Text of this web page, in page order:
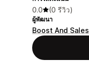
0.0 (0 รีวิว)
ผู้พัฒนา
Boost And Sales